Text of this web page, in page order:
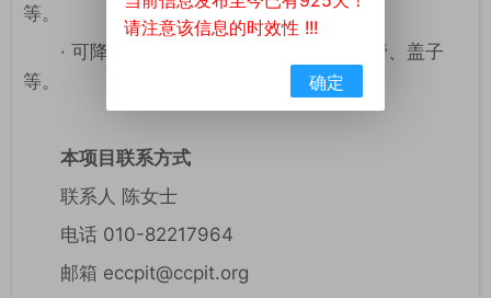
等。
· 可降解产品：盘子、杯子、汤碗、吸管、盖子
等。
本项目联系方式
联系人 陈女士
电话 010-82217964
邮箱 eccpit@ccpit.org
请注意该信息的时效性 !!!
确定